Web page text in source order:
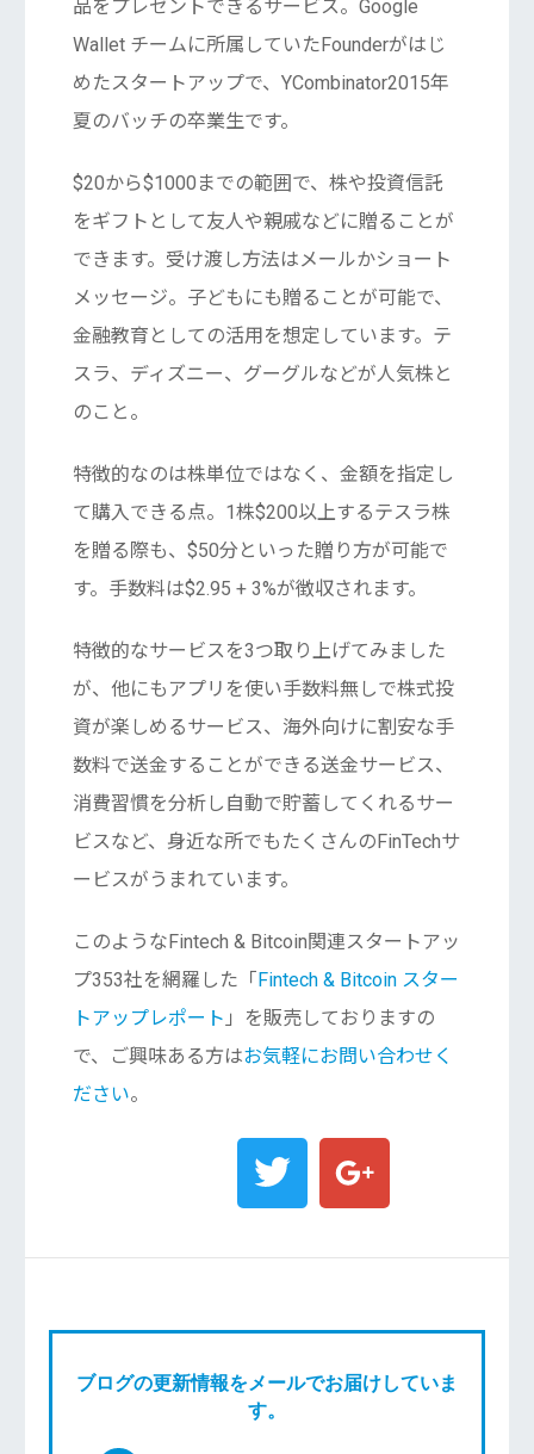
品をプレゼントできるサービス。Google
Wallet チームに所属していたFounderがはじ
めたスタートアップで、YCombinator2015年
夏のバッチの卒業生です。
$20から$1000までの範囲で、株や投資信託
をギフトとして友人や親戚などに贈ることが
できます。受け渡し方法はメールかショート
メッセージ。子どもにも贈ることが可能で、
金融教育としての活用を想定しています。テ
スラ、ディズニー、グーグルなどが人気株と
のこと。
特徴的なのは株単位ではなく、金額を指定し
て購入できる点。1株$200以上するテスラ株
を贈る際も、$50分といった贈り方が可能で
す。手数料は$2.95 + 3%が徴収されます。
特徴的なサービスを3つ取り上げてみました
が、他にもアプリを使い手数料無しで株式投
資が楽しめるサービス、海外向けに割安な手
数料で送金することができる送金サービス、
消費習慣を分析し自動で貯蓄してくれるサー
ビスなど、身近な所でもたくさんのFinTechサ
ービスがうまれています。
このようなFintech & Bitcoin関連スタートアッ
プ353社を網羅した「Fintech & Bitcoin スター
トアップレポート 」を販売しておりますの
で、ご興味ある方はお気軽にお問い合わせく
ださい。
ブログの更新情報をメールでお届けしていま
す。